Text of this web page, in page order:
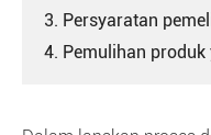
3. Persyaratan
4. Pemulihan